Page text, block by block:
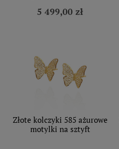
5 499,00 zł
Złote kolczyki 585 ażurowe
motylki na sztyft